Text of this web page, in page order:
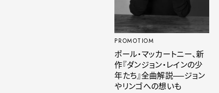
PROMOTIOM
ポール・マッカートニー、新
作『ダンジョン・レインの少
年たち』全曲解説──ジョン
やリンゴへの想いも